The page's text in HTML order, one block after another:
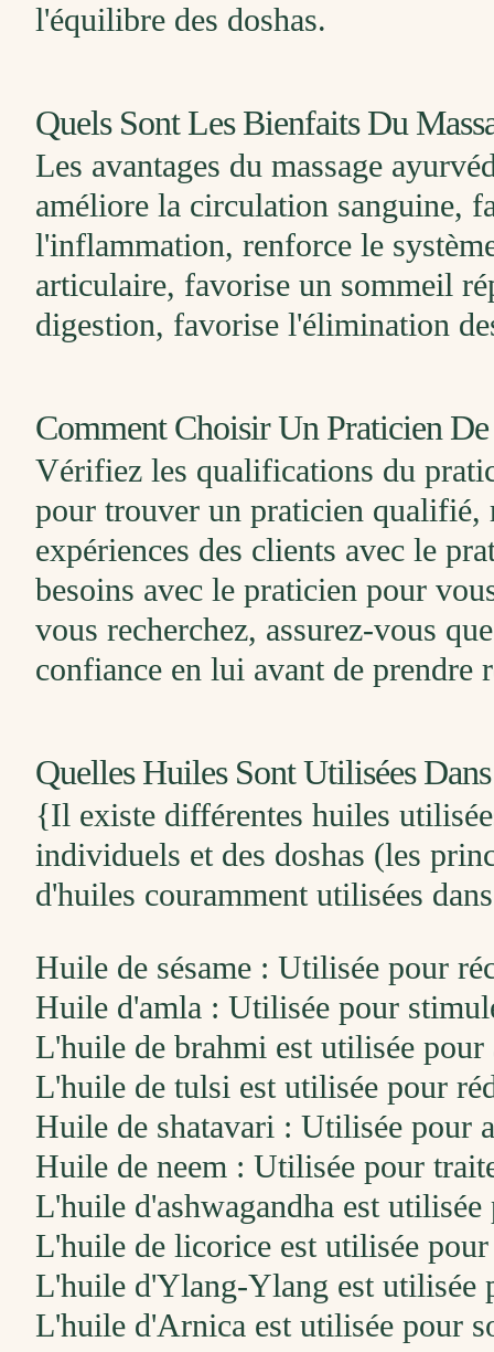
l'équilibre des doshas.
Quels Sont Les Bienfaits Du
Les avantages du massage
améliore la circulation sanguine,
l'inflammation, renforce le
articulaire, favorise un sommeil
digestion, favorise l'élimination
Comment Choisir Un Praticien
Vérifiez les qualifications du
pour trouver un praticien qualifié,
expériences des clients avec le
besoins avec le praticien pour
vous recherchez, assurez-vous
confiance en lui avant de prendre
Quelles Huiles Sont Utilisées
{Il existe différentes huiles
individuels et des doshas (les
d'huiles couramment utilisées
Huile de sésame : Utilisée pour
Huile d'amla : Utilisée pour
L'huile de brahmi est utilisée
L'huile de tulsi est utilisée pour
Huile de shatavari : Utilisée pour
Huile de neem : Utilisée pour
L'huile d'ashwagandha est
L'huile de licorice est utilisée
L'huile d'Ylang-Ylang est utilisée
L'huile d'Arnica est utilisée pour